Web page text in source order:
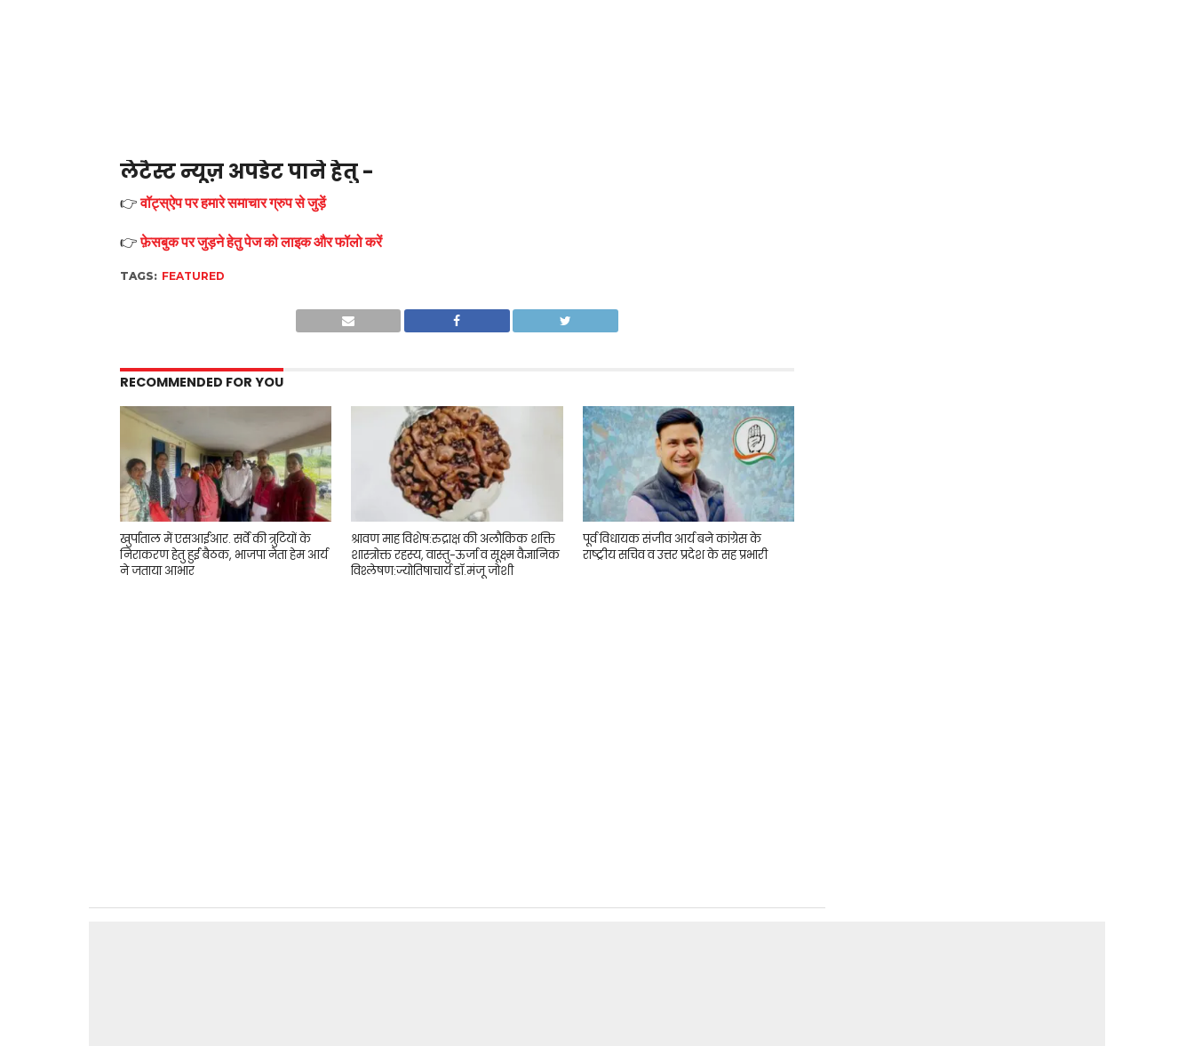
लेटैस्ट न्यूज़ अपडेट पाने हेतु -
👉वॉट्स्ऐप पर हमारे समाचार ग्रुप से जुड़ें
👉फ़ेसबुक पर जुड़ने हेतु पेज को लाइक और फॉलो करें
TAGS: FEATURED
RECOMMENDED FOR YOU
खुर्पाताल में एसआईआर. सर्वे की त्रुटियों के
निराकरण हेतु हुई बैठक, भाजपा नेता हेम आर्य
ने जताया आभार
श्रावण माह विशेष:रुद्राक्ष की अलौकिक शक्ति
शास्त्रोक्त रहस्य, वास्तु-ऊर्जा व सूक्ष्म वैज्ञानिक
विश्लेषण:ज्योतिषाचार्य डॉ.मंजू जोशी
पूर्व विधायक संजीव आर्य बने कांग्रेस के
राष्ट्रीय सचिव व उत्तर प्रदेश के सह प्रभारी